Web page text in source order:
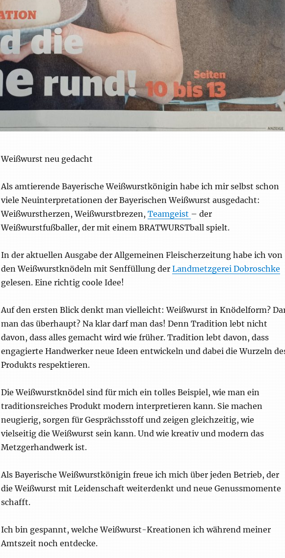
Weißwurst neu gedacht
Als amtierende Bayerische Weißwurstkönigin habe ich mir selbst schon
viele Neuinterpretationen der Bayerischen Weißwurst ausgedacht:
Weißwurstherzen, Weißwurstbrezen, Teamgeist – der
Weißwurstfußballer, der mit einem BRATWURSTball spielt.
In der aktuellen Ausgabe der Allgemeinen Fleischerzeitung habe ich von
den Weißwurstknödeln mit Senffüllung der Landmetzgerei Dobroschke
gelesen. Eine richtig coole Idee!
Auf den ersten Blick denkt man vielleicht: Weißwurst in Knödelform?
man das überhaupt? Na klar darf man das! Denn Tradition lebt nicht
davon, dass alles gemacht wird wie früher. Tradition lebt davon, dass
engagierte Handwerker neue Ideen entwickeln und dabei die Wurzeln
Produkts respektieren.
Die Weißwurstknödel sind für mich ein tolles Beispiel, wie man ein
traditionsreiches Produkt modern interpretieren kann. Sie machen
neugierig, sorgen für Gesprächsstoff und zeigen gleichzeitig, wie
vielseitig die Weißwurst sein kann. Und wie kreativ und modern das
Metzgerhandwerk ist.
Als Bayerische Weißwurstkönigin freue ich mich über jeden Betrieb, der
die Weißwurst mit Leidenschaft weiterdenkt und neue Genussmomente
schafft.
Ich bin gespannt, welche Weißwurst-Kreationen ich während meiner
Amtszeit noch entdecke.